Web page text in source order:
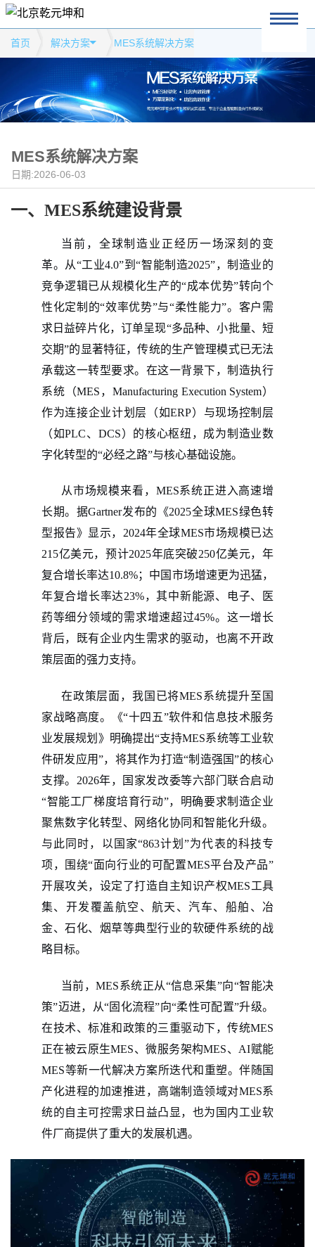
首页 解决方案 MES系统解决方案
MES系统解决方案
日期:2026-06-03
一、MES系统建设背景
当前，全球制造业正经历一场深刻的变
革。从“工业4.0”到“智能制造2025”，制造业的
竞争逻辑已从规模化生产的“成本优势”转向个
性化定制的“效率优势”与“柔性能力”。客户需
求日益碎片化，订单呈现“多品种、小批量、短
交期”的显著特征，传统的生产管理模式已无法
承载这一转型要求。在这一背景下，制造执行
系统（MES，Manufacturing Execution System）
作为连接企业计划层（如ERP）与现场控制层
（如PLC、DCS）的核心枢纽，成为制造业数
字化转型的“必经之路”与核心基础设施。
从市场规模来看， MES系统正进入高速增
长期。据Gartner发布的《2025全球MES绿色转
型报告》显示，2024年全球MES市场规模已达
215亿美元，预计2025年底突破250亿美元，年
复合增长率达10.8%；中国市场增速更为迅猛，
年复合增长率达23%，其中新能源、电子、医
药等细分领域的需求增速超过45%。这一增长
背后，既有企业内生需求的驱动，也离不开政
策层面的强力支持。
在政策层面，我国已将MES系统提升至国
家战略高度。《“十四五”软件和信息技术服务
业发展规划》明确提出“支持MES系统等工业软
件研发应用”，将其作为打造“制造强国”的核心
支撑。2026年，国家发改委等六部门联合启动
“智能工厂梯度培育行动”，明确要求制造企业
聚焦数字化转型、网络化协同和智能化升级。
与此同时，以国家“863计划”为代表的科技专
项，围绕“面向行业的可配置MES平台及产品”
开展攻关，设定了打造自主知识产权MES工具
集、开发覆盖航空、航天、汽车、船舶、冶
金、石化、烟草等典型行业的软硬件系统的战
略目标。
当前，MES系统正从“信息采集”向“智能决
策”迈进，从“固化流程”向“柔性可配置”升级。
在技术、标准和政策的三重驱动下，传统MES
正在被云原生MES、微服务架构MES、AI赋能
MES等新一代解决方案所迭代和重塑。伴随国
产化进程的加速推进，高端制造领域对MES系
统的自主可控需求日益凸显，也为国内工业软
件厂商提供了重大的发展机遇。